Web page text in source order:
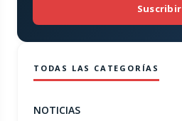
Suscribir
TODAS LAS CATEGORÍAS
NOTICIAS